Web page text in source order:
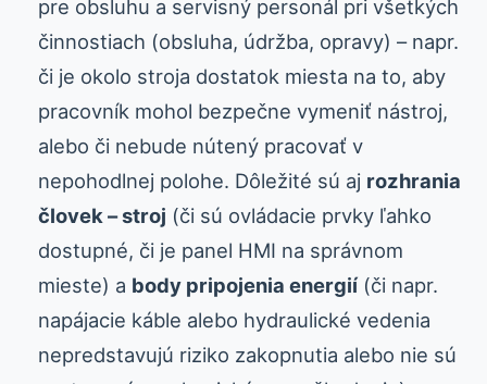
pre obsluhu a servisný personál pri všetkých
činnostiach (obsluha, údržba, opravy) – napr.
či je okolo stroja dostatok miesta na to, aby
pracovník mohol bezpečne vymeniť nástroj,
alebo či nebude nútený pracovať v
nepohodlnej polohe. Dôležité sú aj rozhrania
človek – stroj (či sú ovládacie prvky ľahko
dostupné, či je panel HMI na správnom
mieste) a body pripojenia energií (či napr.
napájacie káble alebo hydraulické vedenia
nepredstavujú riziko zakopnutia alebo nie sú